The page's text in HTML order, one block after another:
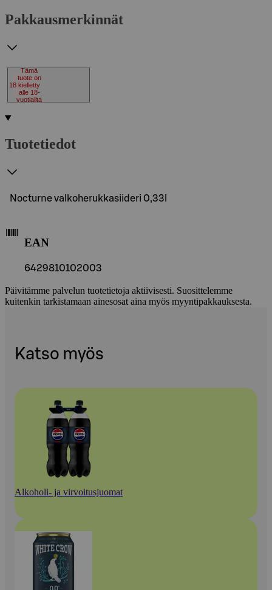
Pakkausmerkinnät
18
Tämä
tuote on
kielletty
alle 18-
vuotiailta
Tuotetiedot
Nocturne valkoherukkasiideri 0,33l
EAN
6429810102003
Päivitämme palvelun tuotetietoja aktiivisesti. Suosittelemme
kuitenkin tarkistamaan ainesosat aina myös myyntipakkauksesta.
Katso myös
Alkoholi- ja virvoitusjuomat